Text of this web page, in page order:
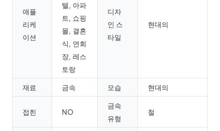
애플
리케
이션
텔, 아파
트, 쇼핑
몰, 결혼
식, 연회
장, 레스
토랑
디자
인 스
타일
현대의
재료 금속 모습 현대의
접힌 NO
금속
유형
철